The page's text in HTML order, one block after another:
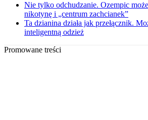
Nie tylko odchudzanie. Ozempic
nikotynę i „centrum zachcianek”
Ta dzianina działa jak przełącznik.
inteligentną odzież
Promowane treści